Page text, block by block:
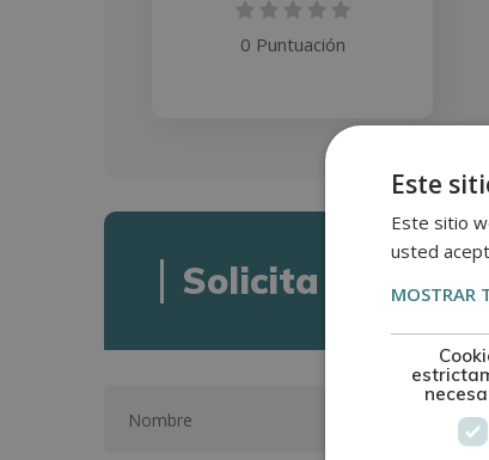
0 Puntuación
Solicita
Este
Este sitio
usted
MOSTRAR